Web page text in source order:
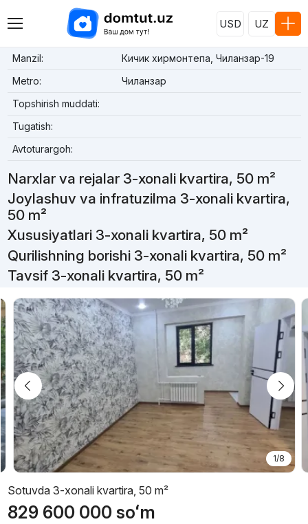
USD UZ
Manzil:
Кичик хирмонтепа, Чиланзар-19
Metro:
Чиланзар
Topshirish muddati:
Tugatish:
Avtoturargoh:
Narxlar va rejalar 3-xonali kvartira, 50 m²
Joylashuv va infratuzilma 3-xonali kvartira,
50 m²
Xususiyatlari 3-xonali kvartira, 50 m²
Qurilishning borishi 3-xonali kvartira, 50 m²
Tavsif 3-xonali kvartira, 50 m²
1/8
Sotuvda 3-xonali kvartira, 50 m²
829 600 000 soʻm